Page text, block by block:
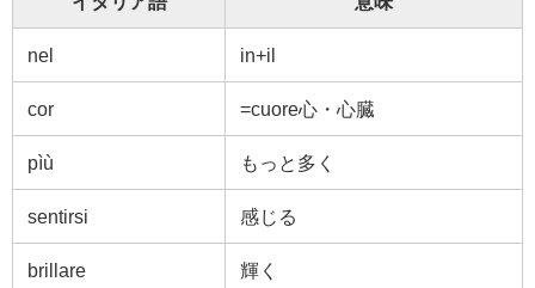
nel in+il
cor =cuore心・心臓
pìù もっと多く
sentirsi 感じる
brillare 輝く